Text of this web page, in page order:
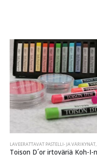
LAVEERATTAVAT PASTELLI- JA VÄRIKYNÄT,